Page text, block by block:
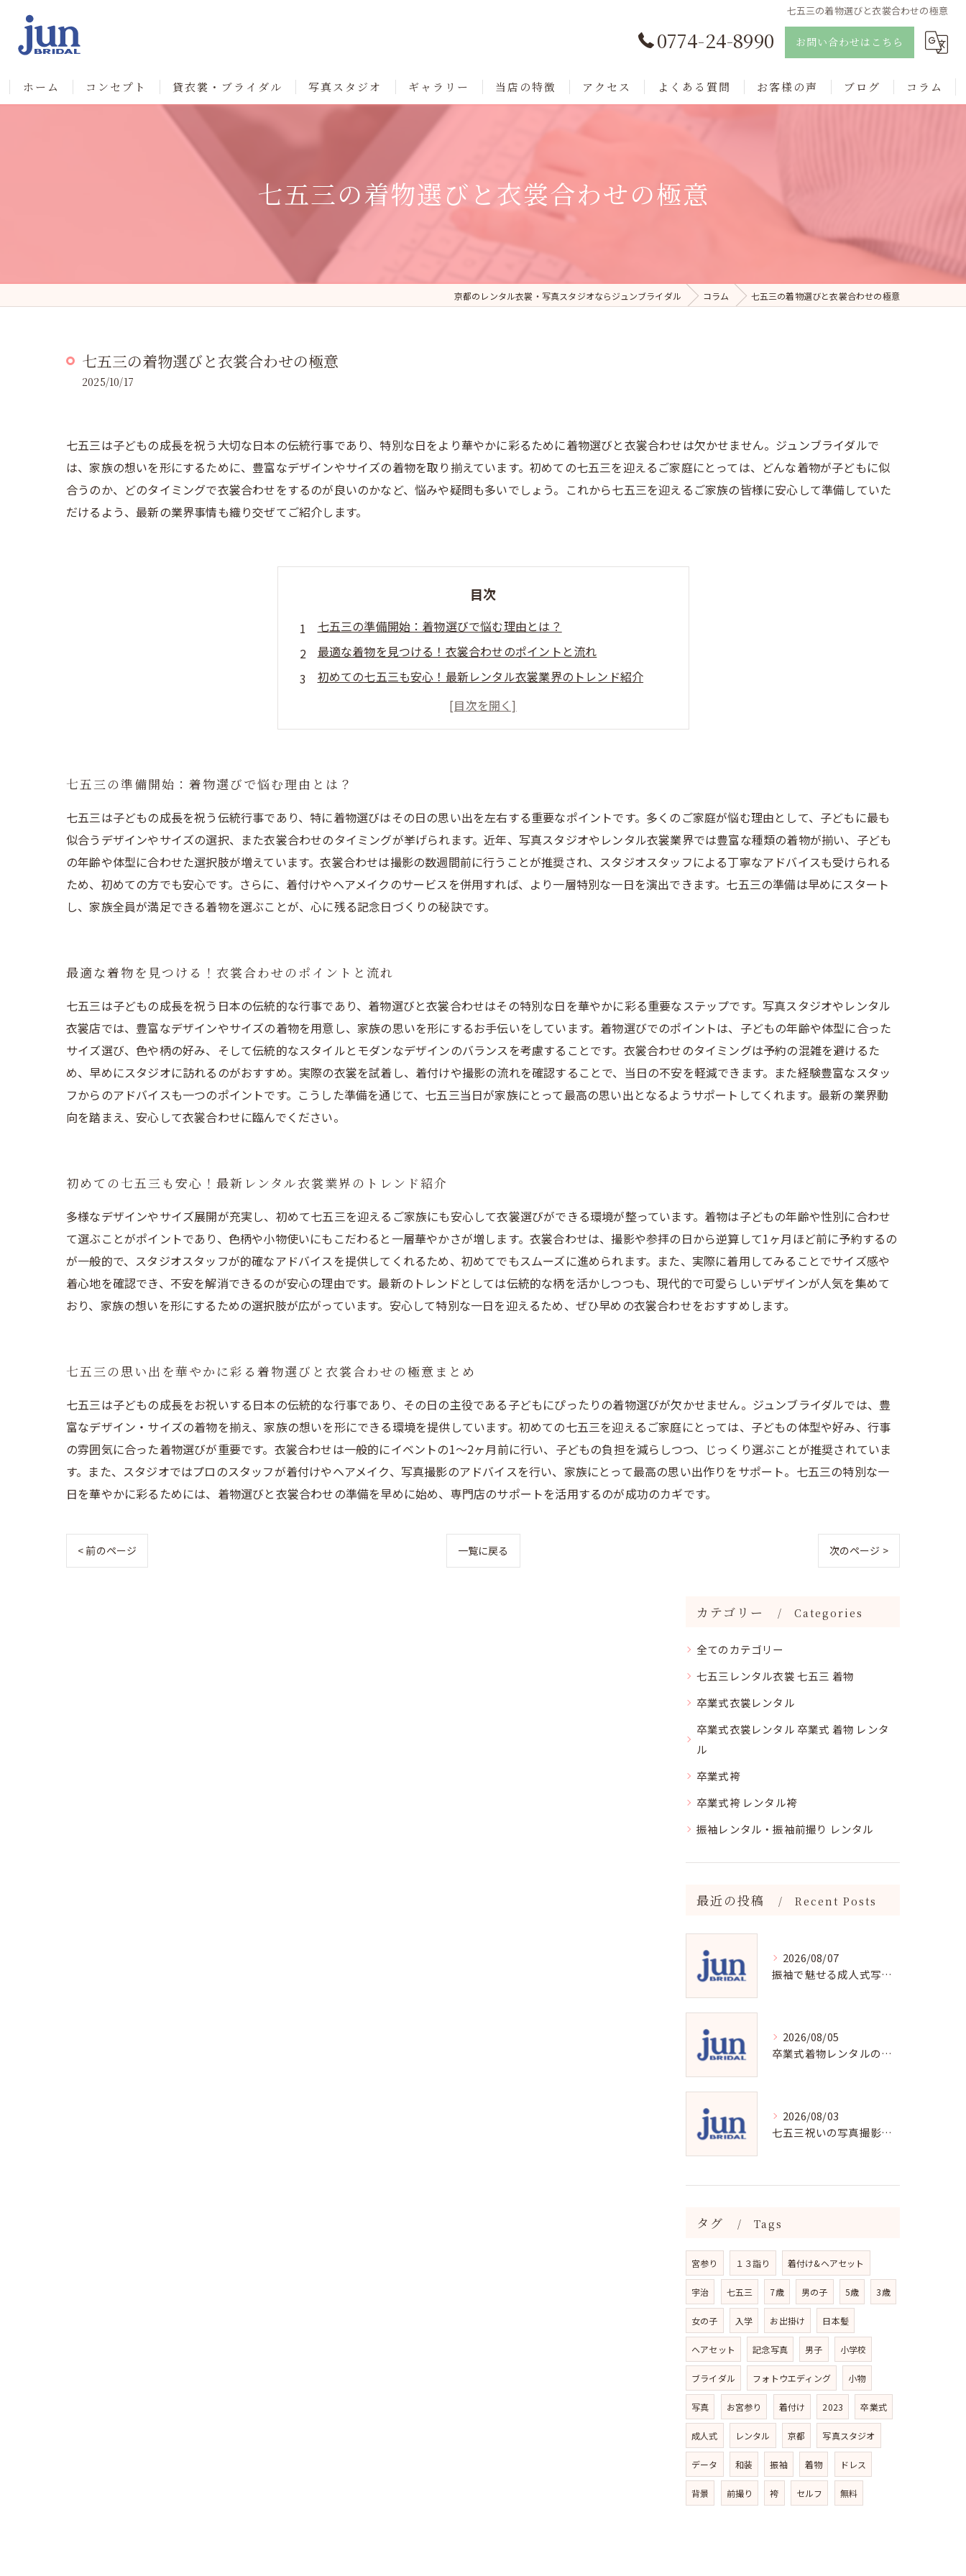
七五三の着物選びと衣裳合わせの極意
0774-24-8990 お問い合わせはこちら
ホーム コンセプト 貸衣裳・ブライダル 写真スタジオ ギャラリー 当店の特徴
卒業
アクセス よくある質問 お客様の声 ブログ コラム
七五三の着物選びと衣裳合わせの極意
京都のレンタル衣裳・写真スタジオならジュンブライダル コラム 七五三の着物選びと衣裳合わせの極意
七五三の着物選びと衣裳合わせの極意
2025/10/17
七五三は子どもの成長を祝う大切な日本の伝統行事であり、特別な日をより華やかに彩るために着物選びと衣裳合わせは欠かせません。ジュンブライダルで
は、家族の想いを形にするために、豊富なデザインやサイズの着物を取り揃えています。初めての七五三を迎えるご家庭にとっては、どんな着物が子どもに似
合うのか、どのタイミングで衣裳合わせをするのが良いのかなど、悩みや疑問も多いでしょう。これから七五三を迎えるご家族の皆様に安心して準備していた
だけるよう、最新の業界事情も織り交ぜてご紹介します。
目次
七五三の準備開始：着物選びで悩む理由とは？
最適な着物を見つける！衣裳合わせのポイントと流れ
初めての七五三も安心！最新レンタル衣裳業界のトレンド紹介
七五三の思い出を華やかに彩る着物選びと衣裳合わせの極意まとめ
七五三の準備開始：着物選びで悩む理由とは？
七五三は子どもの成長を祝う伝統行事であり、特に着物選びはその日の思い出を左右する重要なポイントです。多くのご家庭が悩む理由として、子どもに最も
似合うデザインやサイズの選択、また衣裳合わせのタイミングが挙げられます。近年、写真スタジオやレンタル衣裳業界では豊富な種類の着物が揃い、子ども
の年齢や体型に合わせた選択肢が増えています。衣裳合わせは撮影の数週間前に行うことが推奨され、スタジオスタッフによる丁寧なアドバイスも受けられる
ため、初めての方でも安心です。さらに、着付けやヘアメイクのサービスを併用すれば、より一層特別な一日を演出できます。七五三の準備は早めにスタート
し、家族全員が満足できる着物を選ぶことが、心に残る記念日づくりの秘訣です。
最適な着物を見つける！衣裳合わせのポイントと流れ
七五三は子どもの成長を祝う日本の伝統的な行事であり、着物選びと衣裳合わせはその特別な日を華やかに彩る重要なステップです。写真スタジオやレンタル
衣裳店では、豊富なデザインやサイズの着物を用意し、家族の思いを形にするお手伝いをしています。着物選びでのポイントは、子どもの年齢や体型に合った
サイズ選び、色や柄の好み、そして伝統的なスタイルとモダンなデザインのバランスを考慮することです。衣裳合わせのタイミングは予約の混雑を避けるた
め、早めにスタジオに訪れるのがおすすめ。実際の衣裳を試着し、着付けや撮影の流れを確認することで、当日の不安を軽減できます。また経験豊富なスタッ
フからのアドバイスも一つのポイントです。こうした準備を通じて、七五三当日が家族にとって最高の思い出となるようサポートしてくれます。最新の業界動
向を踏まえ、安心して衣裳合わせに臨んでください。
初めての七五三も安心！最新レンタル衣裳業界のトレンド紹介
多様なデザインやサイズ展開が充実し、初めて七五三を迎えるご家族にも安心して衣裳選びができる環境が整っています。着物は子どもの年齢や性別に合わせ
て選ぶことがポイントであり、色柄や小物使いにもこだわると一層華やかさが増します。衣裳合わせは、撮影や参拝の日から逆算して1ヶ月ほど前に予約するの
が一般的で、スタジオスタッフが的確なアドバイスを提供してくれるため、初めてでもスムーズに進められます。また、実際に着用してみることでサイズ感や
着心地を確認でき、不安を解消できるのが安心の理由です。最新のトレンドとしては伝統的な柄を活かしつつも、現代的で可愛らしいデザインが人気を集めて
おり、家族の想いを形にするための選択肢が広がっています。安心して特別な一日を迎えるため、ぜひ早めの衣裳合わせをおすすめします。
七五三の思い出を華やかに彩る着物選びと衣裳合わせの極意まとめ
七五三は子どもの成長をお祝いする日本の伝統的な行事であり、その日の主役である子どもにぴったりの着物選びが欠かせません。ジュンブライダルでは、豊
富なデザイン・サイズの着物を揃え、家族の想いを形にできる環境を提供しています。初めての七五三を迎えるご家庭にとっては、子どもの体型や好み、行事
の雰囲気に合った着物選びが重要です。衣裳合わせは一般的にイベントの1～2ヶ月前に行い、子どもの負担を減らしつつ、じっくり選ぶことが推奨されていま
す。また、スタジオではプロのスタッフが着付けやヘアメイク、写真撮影のアドバイスを行い、家族にとって最高の思い出作りをサポート。七五三の特別な一
日を華やかに彩るためには、着物選びと衣裳合わせの準備を早めに始め、専門店のサポートを活用するのが成功のカギです。
< 前のページ 一覧に戻る 次のページ >
カテゴリー Categories
全てのカテゴリー
七五三レンタル衣裳 七五三 着物
卒業式衣裳レンタル
卒業式衣裳レンタル 卒業式 着物 レンタ
ル
卒業式袴
卒業式袴 レンタル袴
振袖レンタル・振袖前撮り レンタル
最近の投稿 Recent Posts
2026/08/07
振袖で魅せる成人式写真の魅力と撮影ポイント
2026/08/05
卒業式着物レンタルの選び方と魅力
2026/08/03
七五三祝いの写真撮影で残す成長の瞬間
タグ Tags
宮参り １３詣り 着付け&ヘアセット
宇治 七五三 7歳 男の子 5歳 3歳
女の子 入学 お出掛け 日本髪
ヘアセット 記念写真 男子 小学校
ブライダル フォトウエディング 小物
写真 お宮参り 着付け 2023 卒業式
成人式 レンタル 京都 写真スタジオ
データ 和装 振袖 着物 ドレス
背景 前撮り 袴 セルフ 無料